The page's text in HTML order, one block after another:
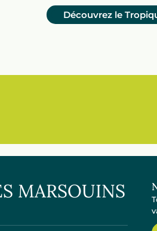
Découvrez le
MARSOUINS